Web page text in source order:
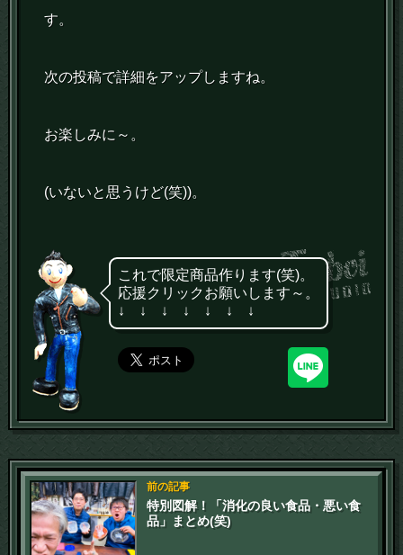
す。
次の投稿で詳細をアップしますね。
お楽しみに～。
(いないと思うけど(笑))。
これで限定商品作ります(笑)。
応援クリックお願いします～。
↓ ↓ ↓ ↓ ↓ ↓ ↓
前の記事
特別図解！「消化の良い食品・悪い食
品」まとめ(笑)